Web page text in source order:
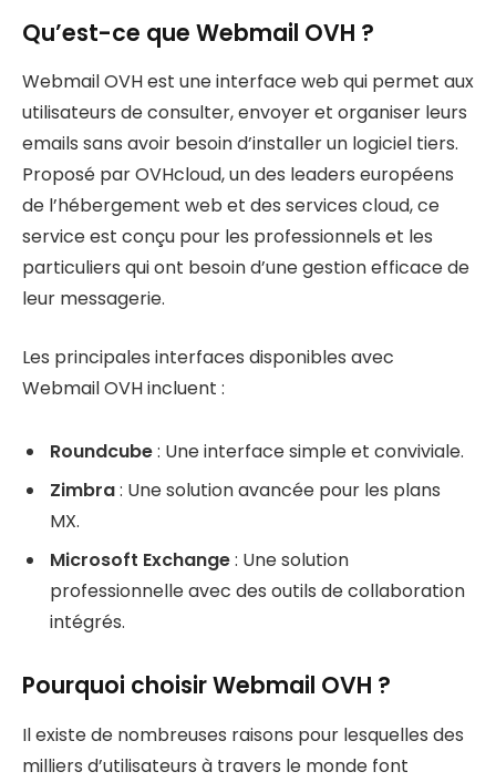
Qu’est-ce que Webmail OVH ?
Webmail OVH est une interface web qui permet aux
utilisateurs de consulter, envoyer et organiser leurs
emails sans avoir besoin d’installer un logiciel tiers.
Proposé par OVHcloud, un des leaders européens
de l’hébergement web et des services cloud, ce
service est conçu pour les professionnels et les
particuliers qui ont besoin d’une gestion efficace de
leur messagerie.
Les principales interfaces disponibles avec
Webmail OVH incluent :
Roundcube: Une interface simple et conviviale.
Zimbra: Une solution avancée pour les plans
MX.
Microsoft Exchange: Une solution
professionnelle avec des outils de collaboration
intégrés.
Pourquoi choisir Webmail OVH ?
Il existe de nombreuses raisons pour lesquelles des
milliers d’utilisateurs à travers le monde font